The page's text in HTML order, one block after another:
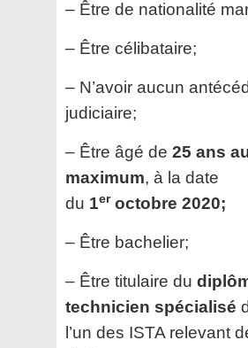
– Être de nationalité
– Être célibataire;
– N’avoir aucun
judiciaire;
– Être âgé de 25 ans
maximum, à la date
du 1eroctobre 2020;
– Être bachelier;
– Être titulaire du
technicien spécialisé
l’un des ISTA relevant